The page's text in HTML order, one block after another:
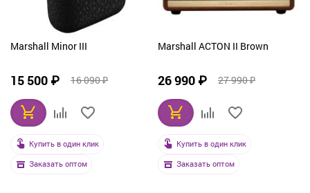
Marshall Minor III
15 500 ₽ 16 090 ₽
Купить в один клик
Заказать оптом
Marshall ACTON II Brown
26 990 ₽ 27 990 ₽
Купить в один клик
Заказать оптом